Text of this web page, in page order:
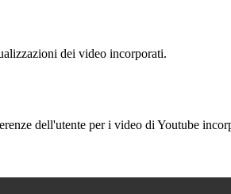
dei video incorporati.
dell'utente per i video di Youtube